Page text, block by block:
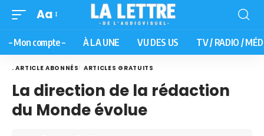
Aa
– Mon compte – À LA UNE VU DES US TV / RADIO /
. ARTICLE ABONNÉS ARTICLES GRATUITS
La direction de la rédaction
du Monde évolue